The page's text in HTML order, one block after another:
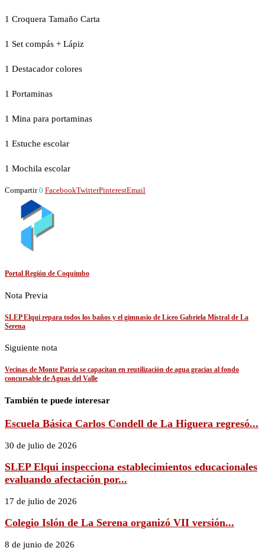
1 Croquera Tamaño Carta
1 Set compás + Lápiz
1 Destacador colores
1 Portaminas
1 Mina para portaminas
1 Estuche escolar
1 Mochila escolar
Compartir 0 FacebookTwitterPinterestEmail
Portal Región de Coquimbo
Nota Previa
SLEP Elqui repara todos los baños y el gimnasio de Liceo Gabriela Mistral de La
Serena
Siguiente nota
Vecinas de Monte Patria se capacitan en reutilización de agua gracias al fondo
concursable de Aguas del Valle
También te puede interesar
Escuela Básica Carlos Condell de La Higuera regresó...
30 de julio de 2026
SLEP Elqui inspecciona establecimientos educacionales
evaluando afectación por...
17 de julio de 2026
Colegio Islón de La Serena organizó VII versión...
8 de junio de 2026